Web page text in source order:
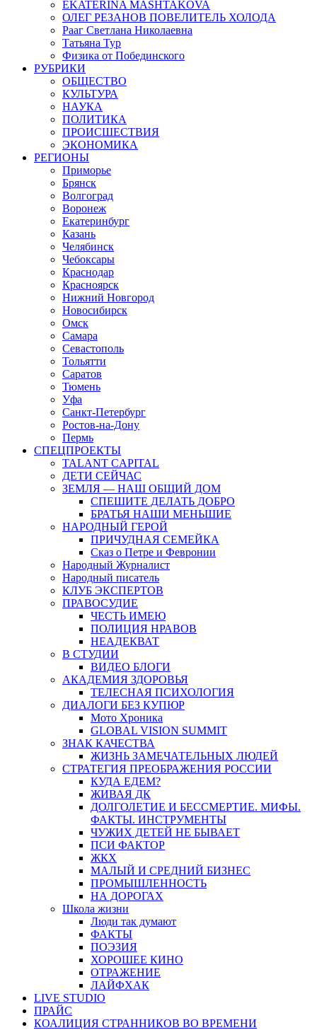
EKATERINA MASHTAKOVA
ОЛЕГ РЕЗАНОВ ПОВЕЛИТЕЛЬ ХОЛОДА
Рааг Светлана Николаевна
Татьяна Тур
Физика от Побединского
РУБРИКИ
ОБЩЕСТВО
КУЛЬТУРА
НАУКА
ПОЛИТИКА
ПРОИСШЕСТВИЯ
ЭКОНОМИКА
РЕГИОНЫ
Приморье
Брянск
Волгоград
Воронеж
Екатеринбург
Казань
Челябинск
Чебоксары
Краснодар
Красноярск
Нижний Новгород
Новосибирск
Омск
Самара
Севастополь
Тольятти
Саратов
Тюмень
Уфа
Санкт-Петербург
Ростов-на-Дону
Пермь
СПЕЦПРОЕКТЫ
TALANT CAPITAL
ДЕТИ СЕЙЧАС
ЗЕМЛЯ — НАШ ОБЩИЙ ДОМ
СПЕШИТЕ ДЕЛАТЬ ДОБРО
БРАТЬЯ НАШИ МЕНЬШИЕ
НАРОДНЫЙ ГЕРОЙ
ПРИЧУДНАЯ СЕМЕЙКА
Сказ о Петре и Февронии
Народный Журналист
Народный писатель
КЛУБ ЭКСПЕРТОВ
ПРАВОСУДИЕ
ЧЕСТЬ ИМЕЮ
ПОЛИЦИЯ НРАВОВ
НЕАДЕКВАТ
В СТУДИИ
ВИДЕО БЛОГИ
АКАДЕМИЯ ЗДОРОВЬЯ
ТЕЛЕСНАЯ ПСИХОЛОГИЯ
ДИАЛОГИ БЕЗ КУПЮР
Мото Хроника
GLOBAL VISION SUMMIT
ЗНАК КАЧЕСТВА
ЖИЗНЬ ЗАМЕЧАТЕЛЬНЫХ ЛЮДЕЙ
СТРАТЕГИЯ ПРЕОБРАЖЕНИЯ РОССИИ
КУДА ЕДЕМ?
ЖИВАЯ ДК
ДОЛГОЛЕТИЕ И БЕССМЕРТИЕ. МИФЫ.
ФАКТЫ. ИНСТРУМЕНТЫ
ЧУЖИХ ДЕТЕЙ НЕ БЫВАЕТ
ПСИ ФАКТОР
ЖКХ
МАЛЫЙ И СРЕДНИЙ БИЗНЕС
ПРОМЫШЛЕННОСТЬ
НА ДОРОГАХ
Школа жизни
Люди так думают
ФАКТЫ
ПОЭЗИЯ
ХОРОШЕЕ КИНО
ОТРАЖЕНИЕ
ЛАЙФХАК
LIVE STUDIO
ПРАЙС
КОАЛИЦИЯ СТРАННИКОВ ВО ВРЕМЕНИ